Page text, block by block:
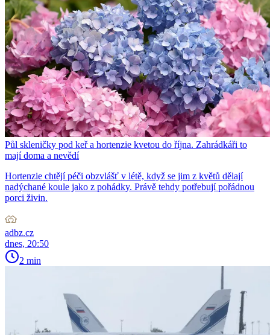
Půl skleničky pod keř a hortenzie kvetou do října. Zahrádkáři to
mají doma a nevědí
Hortenzie chtějí péči obzvlášť v létě, když se jim z květů dělají
nadýchané koule jako z pohádky. Právě tehdy potřebují pořádnou
porci živin.
adbz.cz
dnes, 20:50
2 min